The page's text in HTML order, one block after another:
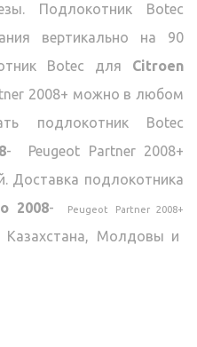
Подлокотник Botec
вертикально на 90
Botec для Citroen
2008+ можно в любом
подлокотник Botec
-
Peugeot Partner 2008+
Доставка подлокотника
2008- Peugeot Partner 2008+
Молдовы и